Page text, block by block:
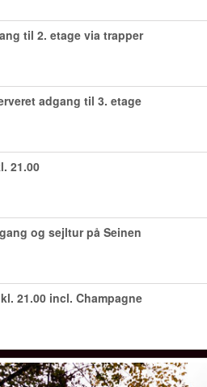
til 2. etage via trapper
adgang til 3. etage
21.00
og sejltur på Seinen
21.00 incl. Champagne